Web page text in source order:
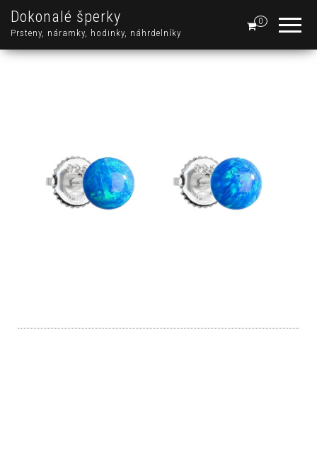
Dokonalé šperky
Prsteny, náramky, hodinky, náhrdelníky
0